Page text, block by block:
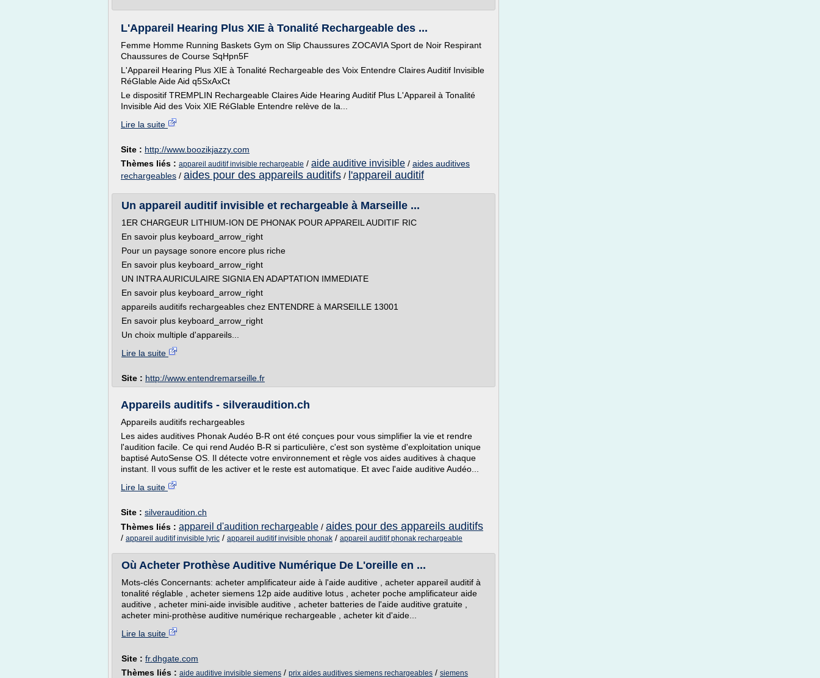
L'Appareil Hearing Plus XIE à Tonalité Rechargeable des ...
Femme Homme Running Baskets Gym on Slip Chaussures ZOCAVIA Sport de Noir Respirant
Chaussures de Course SqHpn5F
L'Appareil Hearing Plus XIE à Tonalité Rechargeable des Voix Entendre Claires Auditif Invisible
RéGlable Aide Aid q5SxAxCt
Le dispositif TREMPLIN Rechargeable Claires Aide Hearing Auditif Plus L'Appareil à Tonalité
Invisible Aid des Voix XIE RéGlable Entendre relève de la...
Lire la suite
Site : http://www.boozikjazzy.com
Thèmes liés : appareil auditif invisible rechargeable / aide auditive invisible / aides auditives
rechargeables / aides pour des appareils auditifs / l'appareil auditif
Un appareil auditif invisible et rechargeable à Marseille ...
1ER CHARGEUR LITHIUM-ION DE PHONAK POUR APPAREIL AUDITIF RIC
En savoir plus keyboard_arrow_right
Pour un paysage sonore encore plus riche
En savoir plus keyboard_arrow_right
UN INTRA AURICULAIRE SIGNIA EN ADAPTATION IMMEDIATE
En savoir plus keyboard_arrow_right
appareils auditifs rechargeables chez ENTENDRE à MARSEILLE 13001
En savoir plus keyboard_arrow_right
Un choix multiple d'appareils...
Lire la suite
Site : http://www.entendremarseille.fr
Appareils auditifs - silveraudition.ch
Appareils auditifs rechargeables
Les aides auditives Phonak Audéo B-R ont été conçues pour vous simplifier la vie et rendre
l'audition facile. Ce qui rend Audéo B-R si particulière, c'est son système d'exploitation unique
baptisé AutoSense OS. Il détecte votre environnement et règle vos aides auditives à chaque
instant. Il vous suffit de les activer et le reste est automatique. Et avec l'aide auditive Audéo...
Lire la suite
Site : silveraudition.ch
Thèmes liés : appareil d'audition rechargeable / aides pour des appareils auditifs
/ appareil auditif invisible lyric / appareil auditif invisible phonak / appareil auditif phonak rechargeable
Où Acheter Prothèse Auditive Numérique De L'oreille en ...
Mots-clés Concernants: acheter amplificateur aide à l'aide auditive , acheter appareil auditif à
tonalité réglable , acheter siemens 12p aide auditive lotus , acheter poche amplificateur aide
auditive , acheter mini-aide invisible auditive , acheter batteries de l'aide auditive gratuite ,
acheter mini-prothèse auditive numérique rechargeable , acheter kit d'aide...
Lire la suite
Site : fr.dhgate.com
Thèmes liés : aide auditive invisible siemens / prix aides auditives siemens rechargeables / siemens